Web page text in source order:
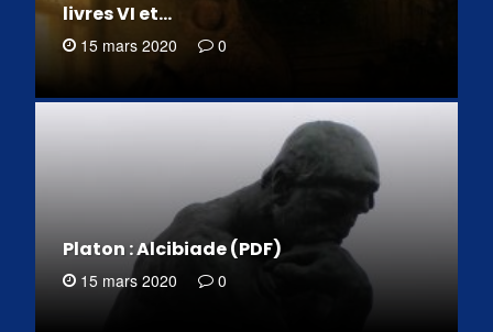
livres VI et…
15 mars 2020 0
Platon : Alcibiade (PDF)
15 mars 2020 0